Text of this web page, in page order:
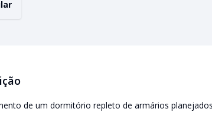
de um dormitório repleto de armários